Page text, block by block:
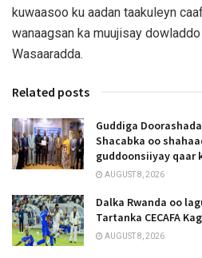
kuwaasoo ku aadan taakuleyn
wanaagsan ka muujisay
Wasaaradda.
Related posts
Guddiga
Shacabka oo
guddoonsiiyay qaar
AUGUST 8, 2026
Dalka Rwanda oo
Tartanka CECAFA
AUGUST 8, 2026